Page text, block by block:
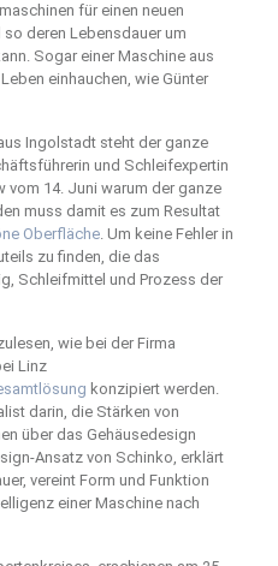
für einen neuen
deren Lebensdauer um
Sogar einer Maschine aus
einhauchen, wie Günter
Ingolstadt steht der ganze
und Schleifexpertin
vom 14. Juni warum der ganze
muss damit es zum Resultat
Oberfläche. Um keine Fehler in
zu finden, die das
Schleifmittel und Prozess der
wie bei der Firma
Linz
konzipiert werden.
darin, die Stärken von
über das Gehäusedesign
Ansatz von Schinko, erklärt
vereint Form und Funktion
einer Maschine nach